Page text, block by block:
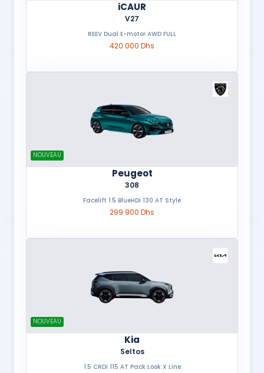
iCAUR
V27
REEV Dual E-motor AWD FULL
420 000 Dhs
NOUVEAU
Peugeot
308
Facelift 1.5 BlueHDi 130 AT Style
299 900 Dhs
NOUVEAU
Kia
Seltos
1.5 CRDi 115 AT Pack Look X Line